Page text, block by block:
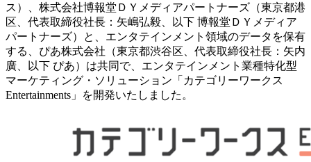
ス）、株式会社博報堂ＤＹメディアパートナーズ（東京都港
区、代表取締役社長：矢嶋弘毅、以下 博報堂ＤＹメディア
パートナーズ）と、エンタテインメント領域のデータを保有
する、ぴあ株式会社（東京都渋谷区、代表取締役社長：矢内
廣、以下 ぴあ）は共同で、エンタテインメント業種特化型
マーケティング・ソリューション「カテゴリーワークス
Entertainments」を開発いたしました。